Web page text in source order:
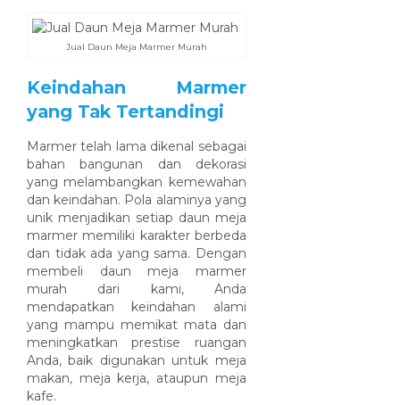
Jual Daun Meja Marmer Murah
Keindahan Marmer
yang Tak Tertandingi
Marmer telah lama dikenal sebagai
bahan bangunan dan dekorasi
yang melambangkan kemewahan
dan keindahan. Pola alaminya yang
unik menjadikan setiap daun meja
marmer memiliki karakter berbeda
dan tidak ada yang sama. Dengan
membeli daun meja marmer
murah dari kami, Anda
mendapatkan keindahan alami
yang mampu memikat mata dan
meningkatkan prestise ruangan
Anda, baik digunakan untuk meja
makan, meja kerja, ataupun meja
kafe.